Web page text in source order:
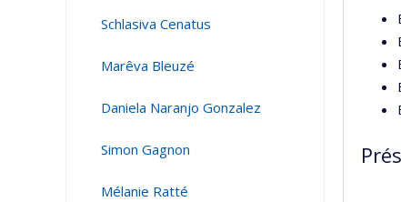
Schlasiva Cenatus
Marêva Bleuzé
Daniela Naranjo Gonzalez
Simon Gagnon
Mélanie Ratté